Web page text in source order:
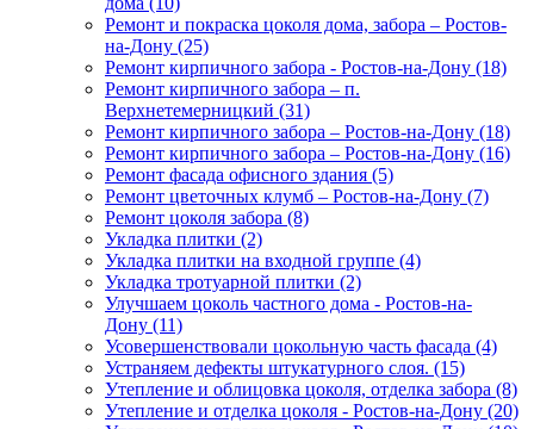
Ремонт и покраска цоколя дома, забора – Ростов-
на-Дону (25)
Ремонт кирпичного забора - Ростов-на-Дону (18)
Ремонт кирпичного забора – п.
Верхнетемерницкий (31)
Ремонт кирпичного забора – Ростов-на-Дону (18)
Ремонт кирпичного забора – Ростов-на-Дону (16)
Ремонт фасада офисного здания (5)
Ремонт цветочных клумб – Ростов-на-Дону (7)
Ремонт цоколя забора (8)
Укладка плитки (2)
Укладка плитки на входной группе (4)
Укладка тротуарной плитки (2)
Улучшаем цоколь частного дома - Ростов-на-
Дону (11)
Усовершенствовали цокольную часть фасада (4)
Устраняем дефекты штукатурного слоя. (15)
Утепление и облицовка цоколя, отделка забора (8)
Утепление и отделка цоколя - Ростов-на-Дону (20)